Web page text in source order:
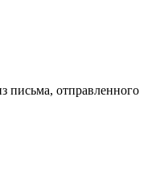
письма, отправленного